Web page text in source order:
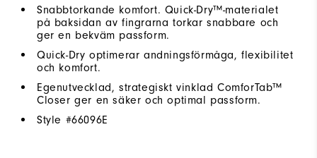
Snabbtorkande komfort. Quick-Dry™-materialet
på baksidan av fingrarna torkar snabbare och
ger en bekväm passform.
Quick-Dry optimerar andningsförmåga, flexibilitet
och komfort.
Egenutvecklad, strategiskt vinklad ComforTab™
Closer ger en säker och optimal passform.
Style #66096E